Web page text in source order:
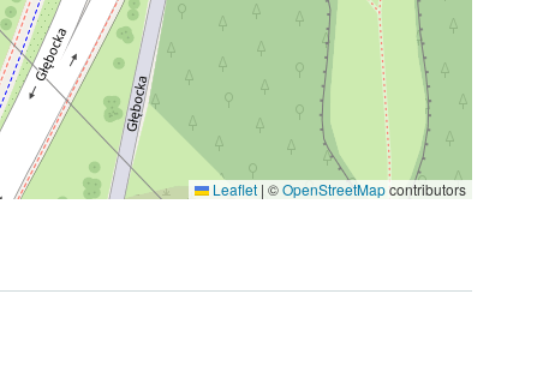
Leaflet | ©OpenStreetMapcontributors